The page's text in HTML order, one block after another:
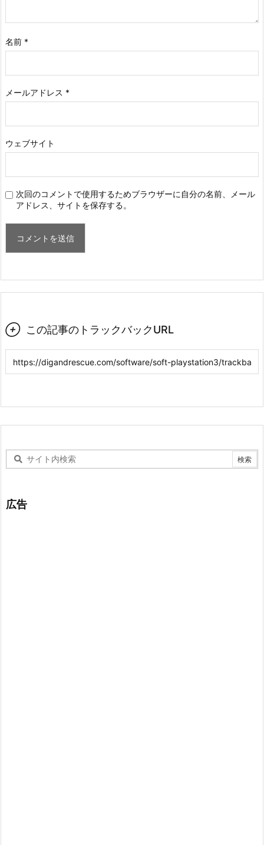
名前 *
メールアドレス *
ウェブサイト
次回のコメントで使用するためブラウザーに自分の名前、メール
アドレス、サイトを保存する。
 この記事のトラックバックURL
広告